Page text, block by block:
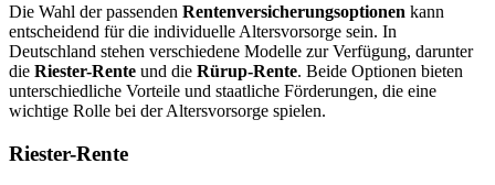
Die Wahl der passenden Rentenversicherungsoptionen kann
entscheidend für die individuelle Altersvorsorge sein. In
Deutschland stehen verschiedene Modelle zur Verfügung, darunter
die Riester-Rente und die Rürup-Rente. Beide Optionen bieten
unterschiedliche Vorteile und staatliche Förderungen, die eine
wichtige Rolle bei der Altersvorsorge spielen.
Riester-Rente